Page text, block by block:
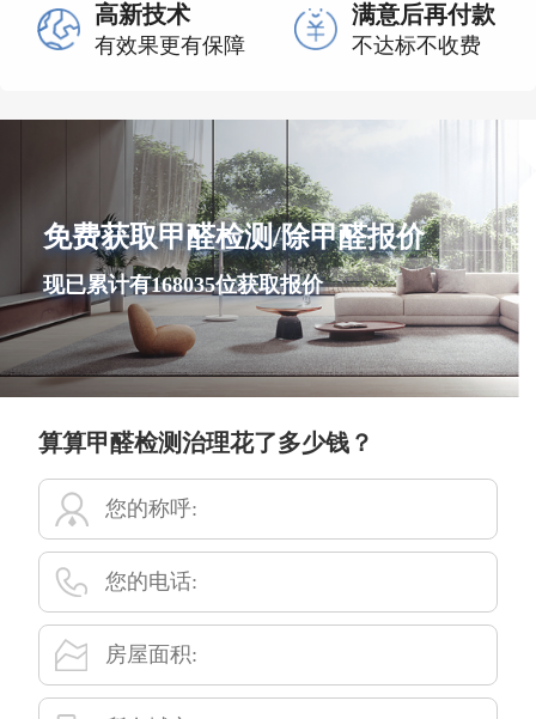
高新技术
有效果更有保障
满意后再付款
不达标不收费
免费获取甲醛检测/除甲醛报价
现已累计有168035位获取报价
算算甲醛检测治理花了多少钱？